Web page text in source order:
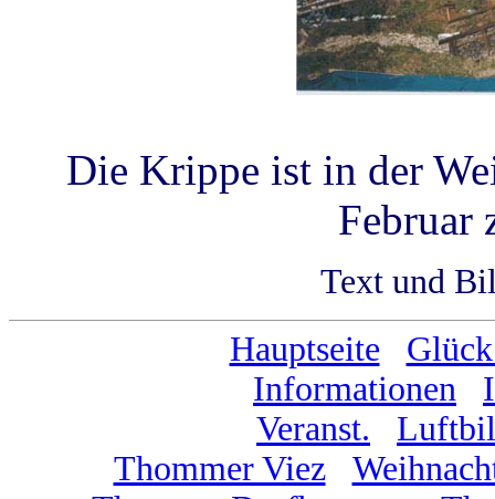
Die Krippe ist in der
Februar
Text und
Hauptseite
Informationen
Veranst.
Thommer Viez...